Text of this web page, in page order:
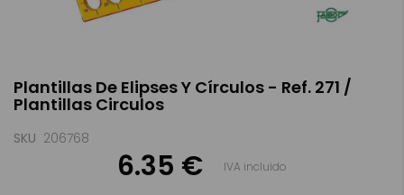
Plantillas De Elipses Y Círculos - Ref. 271 /
Plantillas Circulos
SKU 206768
6.35 € IVA incluido
al
comienzo
la